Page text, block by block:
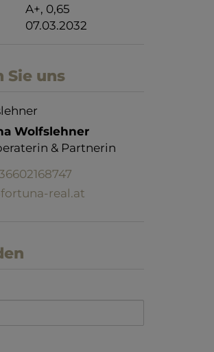
A+, 0,65
07.03.2032
Sie uns
Wolfslehner
& Partnerin
real.at